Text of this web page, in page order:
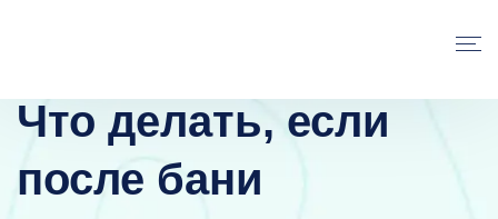
Что делать, если
после бани